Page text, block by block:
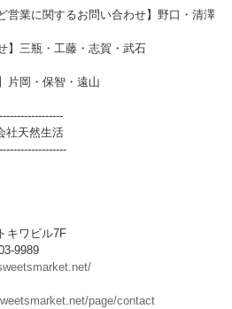
業に関するお問い合わせ】野口・清澤
】三瓶・工藤・志賀・武石
片岡・保智・遠山
天然生活
キワビル7F
9989
page/contact